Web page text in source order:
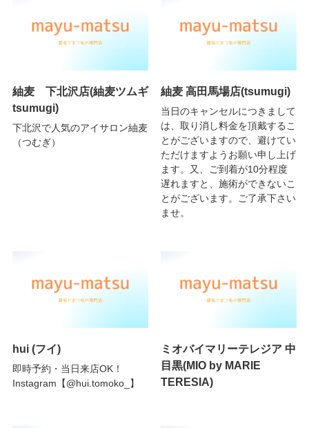
紬麦 下北沢店(紬麦ツムギ
tsumugi)
下北沢で人気のアイサロン紬麦
（つむぎ）
紬麦 高田馬場店(tsumugi)
当日のキャンセルにつきまして
は、取り消し料金を頂戴するこ
とがございますので、避けてい
ただけますようお願い申し上げ
ます。又、ご到着が10分程度
遅れますと、施術ができないこ
とがございます。ご了承下さい
ませ。
hui (フイ)
即時予約・当日来店OK！
Instagram【@hui.tomoko_】
ミオバイマリーテレジア 中
目黒(MIO by MARIE
TERESIA)